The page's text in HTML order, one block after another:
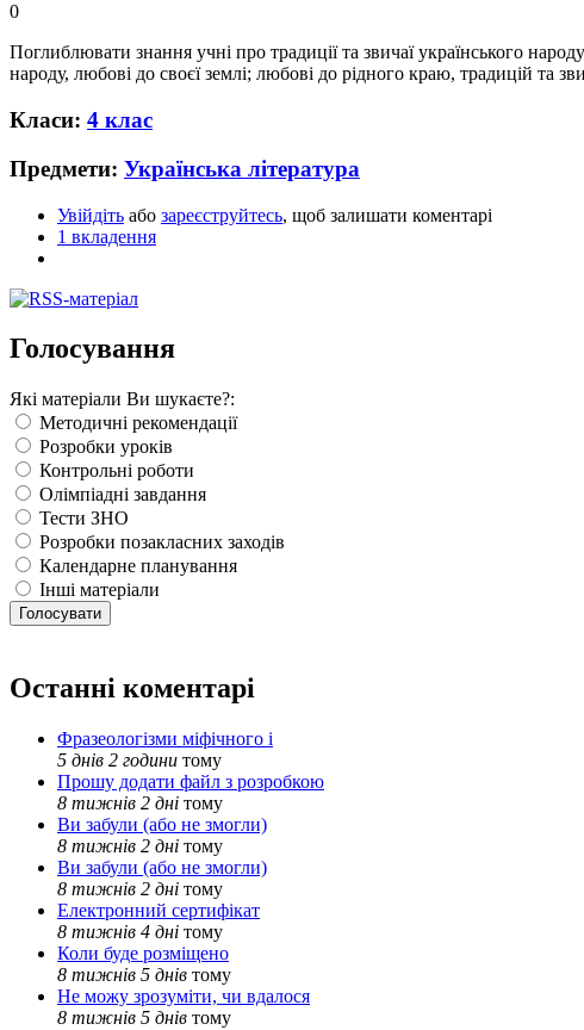
0
Поглиблювати знання учні про традиції та звичаї українського
народу, любові до своєї землі; любові до рідного краю, традицій та
Класи: 4 клас
Предмети: Українська література
Увійдіть або зареєструйтесь, щоб залишати коментарі
1 вкладення
Голосування
Які матеріали Ви шукаєте?:
Методичні рекомендації
Розробки уроків
Контрольні роботи
Олімпіадні завдання
Тести ЗНО
Розробки позакласних заходів
Календарне планування
Інші матеріали
Останні коментарі
Фразеологізми міфічного і
5 днів 2 години тому
Прошу додати файл з розробкою
8 тижнів 2 дні тому
Ви забули (або не змогли)
8 тижнів 2 дні тому
Ви забули (або не змогли)
8 тижнів 2 дні тому
Електронний сертифікат
8 тижнів 4 дні тому
Коли буде розміщено
8 тижнів 5 днів тому
Не можу зрозуміти, чи вдалося
8 тижнів 5 днів тому